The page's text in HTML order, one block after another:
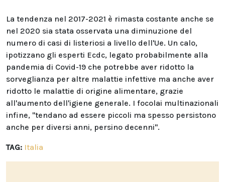
La tendenza nel 2017-2021 è rimasta costante anche se
nel 2020 sia stata osservata una diminuzione del
numero di casi di listeriosi a livello dell'Ue. Un calo,
ipotizzano gli esperti Ecdc, legato probabilmente alla
pandemia di Covid-19 che potrebbe aver ridotto la
sorveglianza per altre malattie infettive ma anche aver
ridotto le malattie di origine alimentare, grazie
all'aumento dell'igiene generale. I focolai multinazionali
infine, "tendano ad essere piccoli ma spesso persistono
anche per diversi anni, persino decenni".
TAG: Italia